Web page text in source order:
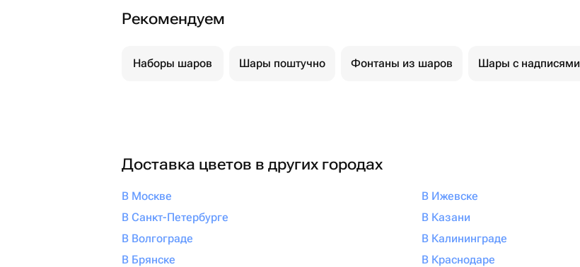
Рекомендуем
Наборы шаров Шары поштучно Фонтаны из шаров Шары с надписями
Доставка цветов в других городах
В Москве
В Санкт-Петербурге
В Волгограде
В Брянске
В Ижевске
В Казани
В Калининграде
В Краснодаре